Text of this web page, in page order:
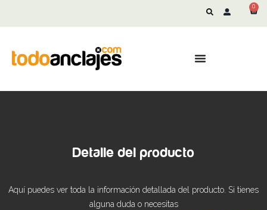
0
Detalle del producto
Aquí puedes ver toda la información detallada del producto. Si tienes
alguna duda o necesitas